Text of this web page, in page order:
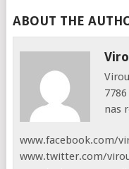
ABOUT THE
nas
www.facebook.com/
www.twitter.com/